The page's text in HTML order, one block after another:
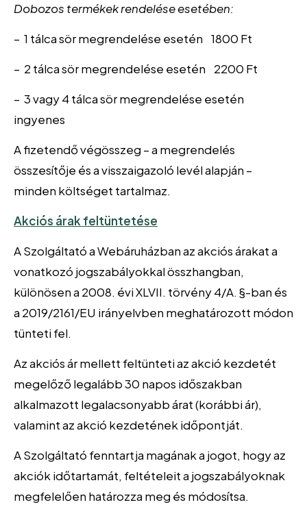
Dobozos termékek rendelése esetében:
– 1 tálca sör megrendelése esetén 1800 Ft
– 2 tálca sör megrendelése esetén 2200 Ft
– 3 vagy 4 tálca sör megrendelése esetén
ingyenes
A fizetendő végösszeg – a megrendelés
összesítője és a visszaigazoló levél alapján –
minden költséget tartalmaz.
Akciós árak feltüntetése
A Szolgáltató a Webáruházban az akciós árakat a
vonatkozó jogszabályokkal összhangban,
különösen a 2008. évi XLVII. törvény 4/A. §-ban és
a 2019/2161/EU irányelvben meghatározott módon
tünteti fel.
Az akciós ár mellett feltünteti az akció kezdetét
megelőző legalább 30 napos időszakban
alkalmazott legalacsonyabb árat (korábbi ár),
valamint az akció kezdetének időpontját.
A Szolgáltató fenntartja magának a jogot, hogy az
akciók időtartamát, feltételeit a jogszabályoknak
megfelelően határozza meg és módosítsa.